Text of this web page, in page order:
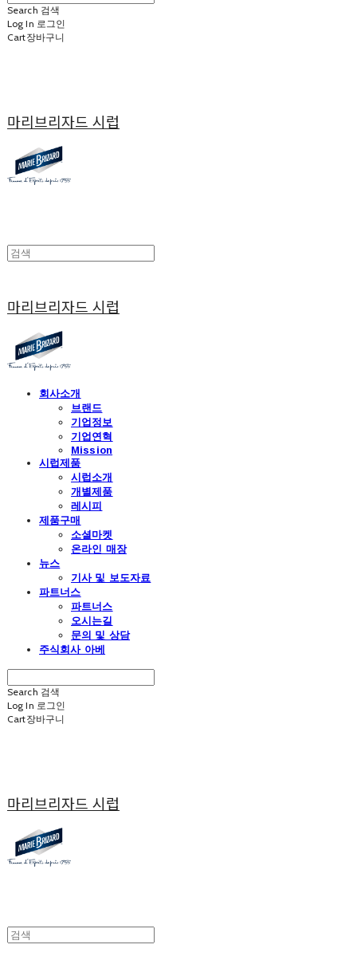
Search 검색
Log In 로그인
Cart장바구니
마리브리자드 시럽
마리브리자드 시럽
회사소개
브랜드
기업정보
기업연혁
Mission
시럽제품
시럽소개
개별제품
레시피
제품구매
소셜마켓
온라인 매장
뉴스
기사 및 보도자료
파트너스
파트너스
오시는길
문의 및 상담
주식회사 아베
Search 검색
Log In 로그인
Cart장바구니
마리브리자드 시럽